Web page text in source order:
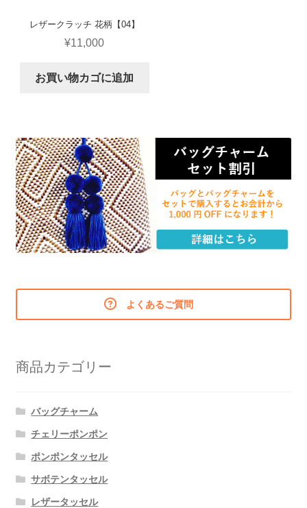
レザークラッチ 花柄【04】
¥11,000
お買い物カゴに追加
よくあるご質問
商品カテゴリー
バッグチャーム
チェリーポンポン
ポンポンタッセル
サボテンタッセル
レザータッセル